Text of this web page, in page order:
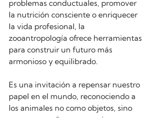
problemas conductuales, promover
la nutrición consciente o enriquecer
la vida profesional, la
zooantropología ofrece herramientas
para construir un futuro más
armonioso y equilibrado.
Es una invitación a repensar nuestro
papel en el mundo, reconociendo a
los animales no como objetos, sino